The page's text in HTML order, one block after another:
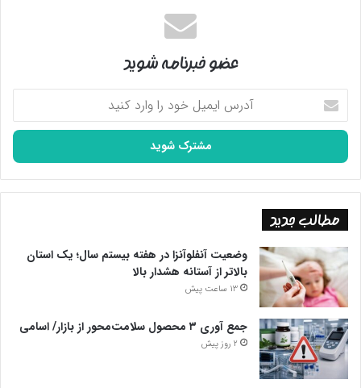
عضو خبرنامه شوید
آدرس
ایمیل
خود
وارد
کنید
مطالب جدید
وضعیت آنفلوآنزا در هفته بیستم سال؛ یک استان
بالاتر از آستانه هشدار بالا
13 ساعت پیش
جمع آوری ۳ محصول سلامت‌محور از بازار/ اسامی
2 روز پیش